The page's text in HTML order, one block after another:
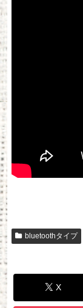
bluetoothタイプ
X